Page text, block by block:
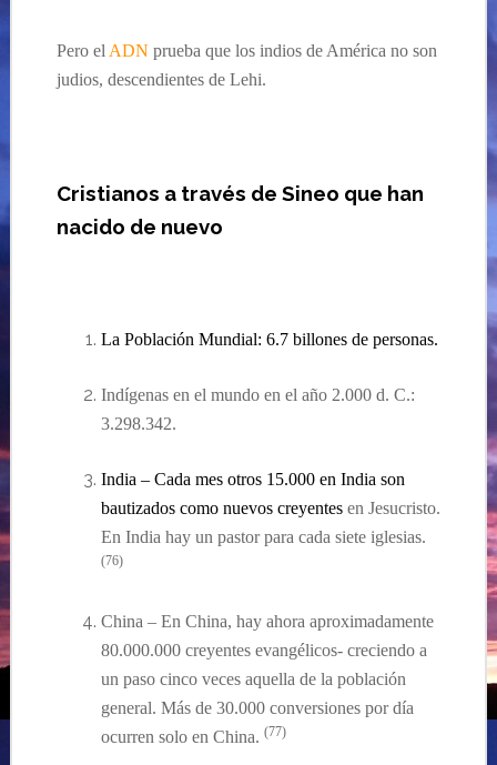
Pero el ADN prueba que los indios de América no son
judios, descendientes de Lehi.
Cristianos a través de Sineo que han
nacido de nuevo
La Población Mundial: 6.7 billones de personas.
Indígenas en el mundo en el año 2.000 d. C.:
3.298.342.
India – Cada mes otros 15.000 en India son
bautizados como nuevos creyentes en Jesucristo.
En India hay un pastor para cada siete iglesias.
(76)
China – En China, hay ahora aproximadamente
80.000.000 creyentes evangélicos- creciendo a
un paso cinco veces aquella de la población
general. Más de 30.000 conversiones por día
ocurren solo en China. (77)